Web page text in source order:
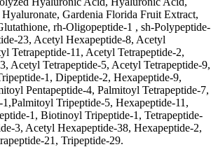
Gardenia Florida Fruit Extract,
rh-Oligopeptide-1 , sh-Polypeptide-
23, Acetyl Hexapeptide-8, Acetyl
Tetrapeptide-11, Acetyl Tetrapeptide-2,
Acetyl Tetrapeptide-5, Acetyl Tetrapeptide-9,
1, Dipeptide-2, Hexapeptide-9,
Pentapeptide-4, Palmitoyl Tetrapeptide-7,
Tripeptide-5, Hexapeptide-11,
1, Biotinoyl Tripeptide-1, Tetrapeptide-
3, Acetyl Hexapeptide-38, Hexapeptide-2,
21, Tripeptide-29.